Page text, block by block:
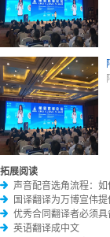
拓展阅读
声音配音选角流程：
国译翻译为万博宣伟
优秀合同翻译者必须
英语翻译成中文